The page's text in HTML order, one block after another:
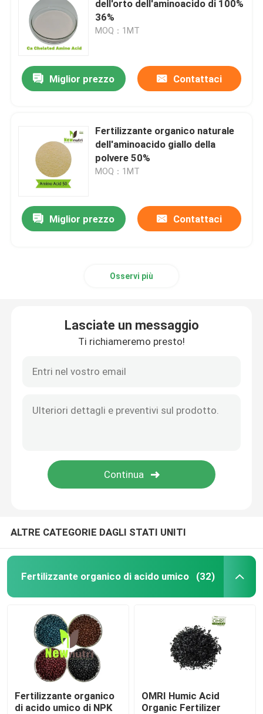
Polvere dell'estratto del fuco
dell'orto dell'aminoacido di 100%
36%
MOQ：1MT
Miglior prezzo Contattaci
Fertilizzante organico naturale
dell'aminoacido giallo della
polvere 50%
MOQ：1MT
Miglior prezzo Contattaci
Osservi più
Lasciate un messaggio
Ti richiameremo presto!
ALTRE CATEGORIE DAGLI STATI UNITI
Fertilizzante organico di acido umico (32)
Fertilizzante organico
di acido umico di NPK
OMRI Humic Acid
Organic Fertilizer